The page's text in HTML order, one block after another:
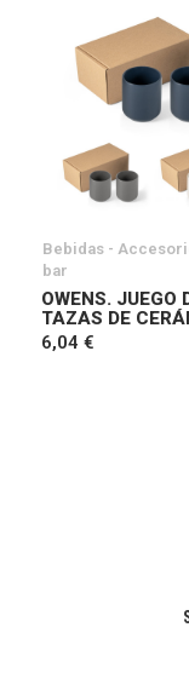
Bebidas -
bar
OWENS. JUEGO
TAZAS DE
6,04 €